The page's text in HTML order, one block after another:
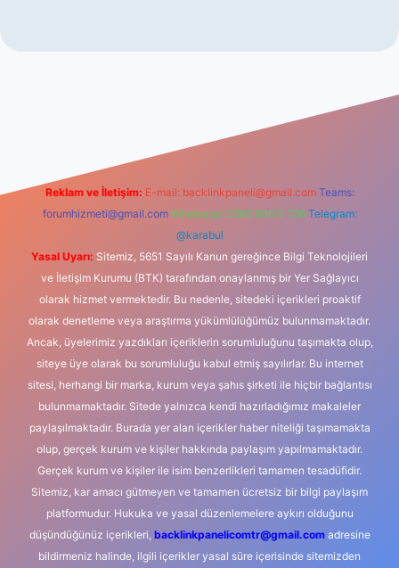
Reklam ve İletişim: E-mail: backlinkpaneli@gmail.com Teams:
forumhizmeti@gmail.com Whatsapp: 0262 606 0 726 Telegram:
@karabul
Yasal Uyarı: Sitemiz, 5651 Sayılı Kanun gereğince Bilgi Teknolojileri
ve İletişim Kurumu (BTK) tarafından onaylanmış bir Yer Sağlayıcı
olarak hizmet vermektedir. Bu nedenle, sitedeki içerikleri proaktif
olarak denetleme veya araştırma yükümlülüğümüz bulunmamaktadır.
Ancak, üyelerimiz yazdıkları içeriklerin sorumluluğunu taşımakta olup,
siteye üye olarak bu sorumluluğu kabul etmiş sayılırlar. Bu internet
sitesi, herhangi bir marka, kurum veya şahıs şirketi ile hiçbir bağlantısı
bulunmamaktadır. Sitede yalnızca kendi hazırladığımız makaleler
paylaşılmaktadır. Burada yer alan içerikler haber niteliği taşımamakta
olup, gerçek kurum ve kişiler hakkında paylaşım yapılmamaktadır.
Gerçek kurum ve kişiler ile isim benzerlikleri tamamen tesadüfidir.
Sitemiz, kar amacı gütmeyen ve tamamen ücretsiz bir bilgi paylaşım
platformudur. Hukuka ve yasal düzenlemelere aykırı olduğunu
düşündüğünüz içerikleri, backlinkpanelicomtr@gmail.comadresine
bildirmeniz halinde, ilgili içerikler yasal süre içerisinde sitemizden